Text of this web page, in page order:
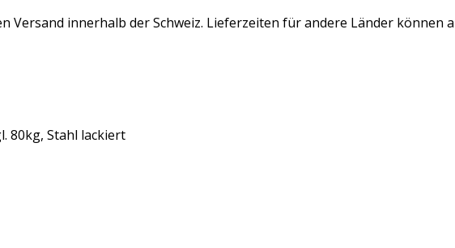
Versand innerhalb der Schweiz. Lieferzeiten für andere Länder können
80kg, Stahl lackiert